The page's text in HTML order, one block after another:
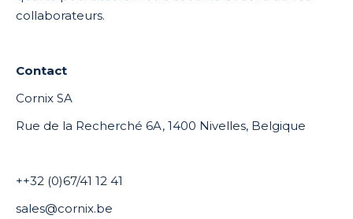
collaborateurs.
Contact
Cornix SA
Rue de la Recherché 6A, 1400 Nivelles, Belgique
++32 (0)67/41 12 41
sales@cornix.be